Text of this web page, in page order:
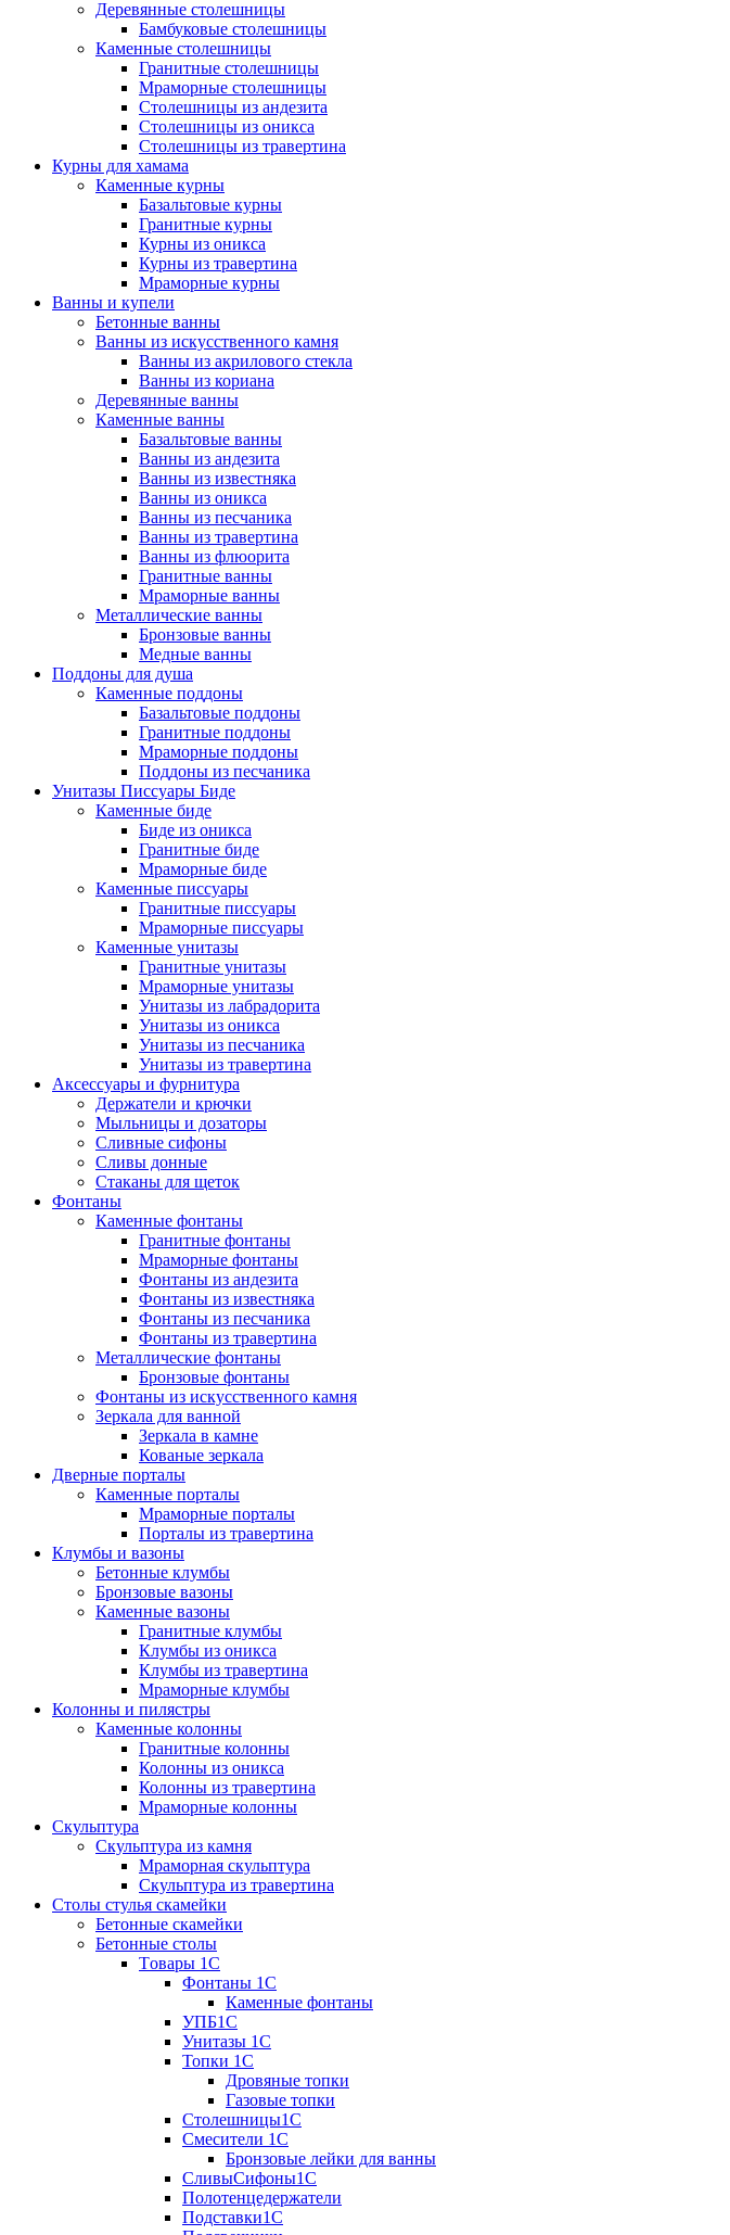
Деревянные столешницы
Бамбуковые столешницы
Каменные столешницы
Гранитные столешницы
Мраморные столешницы
Столешницы из андезита
Столешницы из оникса
Столешницы из травертина
Курны для хамама
Каменные курны
Базальтовые курны
Гранитные курны
Курны из оникса
Курны из травертина
Мраморные курны
Ванны и купели
Бетонные ванны
Ванны из искусственного камня
Ванны из акрилового стекла
Ванны из кориана
Деревянные ванны
Каменные ванны
Базальтовые ванны
Ванны из андезита
Ванны из известняка
Ванны из оникса
Ванны из песчаника
Ванны из травертина
Ванны из флюорита
Гранитные ванны
Мраморные ванны
Металлические ванны
Бронзовые ванны
Медные ванны
Поддоны для душа
Каменные поддоны
Базальтовые поддоны
Гранитные поддоны
Мраморные поддоны
Поддоны из песчаника
Унитазы Писсуары Биде
Каменные биде
Биде из оникса
Гранитные биде
Мраморные биде
Каменные писсуары
Гранитные писсуары
Мраморные писсуары
Каменные унитазы
Гранитные унитазы
Мраморные унитазы
Унитазы из лабрадорита
Унитазы из оникса
Унитазы из песчаника
Унитазы из травертина
Аксессуары и фурнитура
Держатели и крючки
Мыльницы и дозаторы
Сливные сифоны
Сливы донные
Стаканы для щеток
Фонтаны
Каменные фонтаны
Гранитные фонтаны
Мраморные фонтаны
Фонтаны из андезита
Фонтаны из известняка
Фонтаны из песчаника
Фонтаны из травертина
Металлические фонтаны
Бронзовые фонтаны
Фонтаны из искусственного камня
Зеркала для ванной
Зеркала в камне
Кованые зеркала
Дверные порталы
Каменные порталы
Мраморные порталы
Порталы из травертина
Клумбы и вазоны
Бетонные клумбы
Бронзовые вазоны
Каменные вазоны
Гранитные клумбы
Клумбы из оникса
Клумбы из травертина
Мраморные клумбы
Колонны и пилястры
Каменные колонны
Гранитные колонны
Колонны из оникса
Колонны из травертина
Мраморные колонны
Скульптура
Скульптура из камня
Мраморная скульптура
Скульптура из травертина
Столы стулья скамейки
Бетонные скамейки
Бетонные столы
Tовары 1C
Фонтаны 1C
Каменные фонтаны
УПБ1С
Унитазы 1С
Топки 1С
Дровяные топки
Газовые топки
Столешницы1С
Смесители 1С
Бронзовые лейки для ванны
СливыСифоны1С
Полотенцедержатели
Подставки1С